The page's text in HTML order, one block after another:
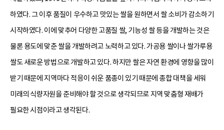
하였다. 그 이후 품질이 우수하고 맛있는 쌀을 원하면서 쌀 소비가 감소하기
시작하였다. 이에 맞추어 다양한 고품질 쌀, 기능성 쌀 등을 개발하는 것은
물론 용도에 맞춘 쌀을 개발하려고 노력하고 있다. 가공용 쌀이나 쌀가루용
쌀도 새로운 방법으로 개발하고 있다. 하지만 쌀은 자연 환경에 영향을 많이
받기 때문에 지역마다 적응이 쉬운 품종이 있기 때문에 종합 대책을 세워
미래의 식량자원을 준비해야 할 것으로 생각되므로 지역 맞춤형 재배가
필요한 시점이라고 생각된다.